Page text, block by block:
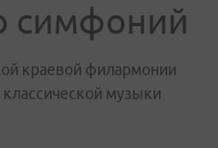
симфоний
краевой филармонии
классической музыки